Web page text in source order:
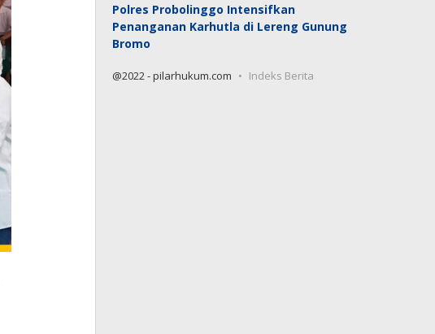
Polres Probolinggo Intensifkan
Penanganan Karhutla di Lereng Gunung
Bromo
@2022 - pilarhukum.com Indeks Berita